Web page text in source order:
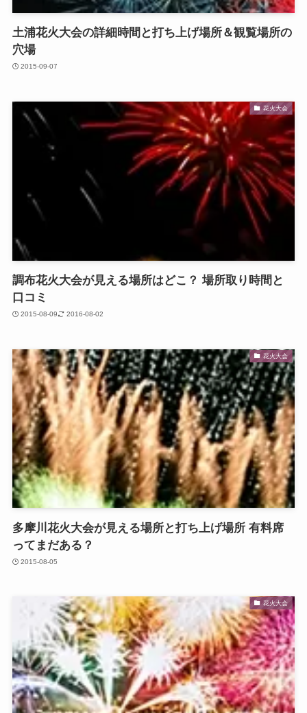
土浦花火大会の詳細時間と打ち上げ場所＆観覧場所の
穴場
2015-09-07
花火大会
調布花火大会が見える場所はどこ？ 場所取り時間と
口コミ
2015-08-09 2016-08-02
花火大会
多摩川花火大会が見える場所と打ち上げ場所 有料席
ってまだある？
2015-08-05
花火大会